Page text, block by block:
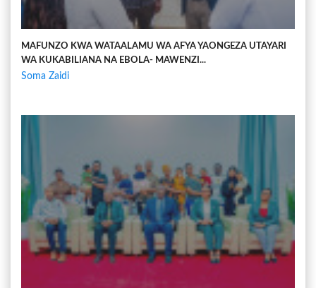
MAFUNZO KWA WATAALAMU WA AFYA YAONGEZA UTAYARI
WA KUKABILIANA NA EBOLA- MAWENZI...
Soma Zaidi